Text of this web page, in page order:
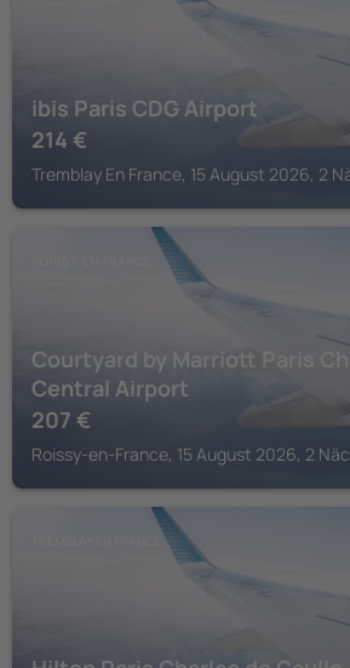
ibis Paris CDG Airport
214 €
Tremblay En France, 15 August 2026, 2
Courtyard by Marriott Paris
Central Airport
207 €
Roissy-en-France, 15 August 2026, 2